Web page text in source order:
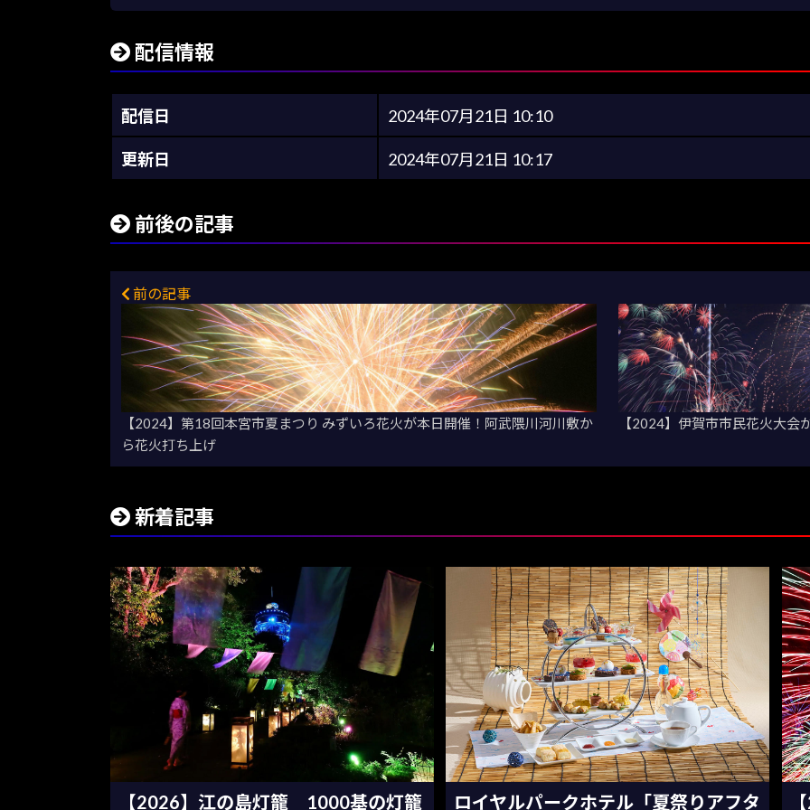
配信情報
配信日 2024年07月21日 10:10
更新日 2024年07月21日 10:17
前後の記事
前の記事
【2024】第18回本宮市夏まつり みずいろ花火が本日開催！阿武隈川河川敷か
ら花火打ち上げ
【2024】伊賀市市民花火大
新着記事
【2026】江の島灯籠 1000基の灯籠 ロイヤルパークホテル「夏祭りアフタ